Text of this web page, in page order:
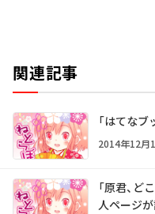
関連記事
「はてな
2014年12月
「原君、
人ページ